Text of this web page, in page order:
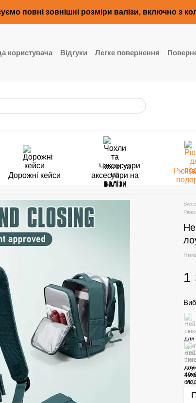
повні зовнішні розміри валізи, включно з
користувача Відгуки Легке повернення
Дорожні кейси
Чохли та
аксесуари на
валізи
1